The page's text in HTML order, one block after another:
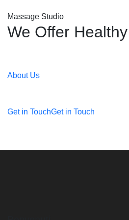
Massage Studio
We Offer
About Us
Get in TouchGet in Touch